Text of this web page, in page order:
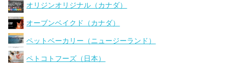
オリジンオリジナル（カナダ）
オーブンベイクド（カナダ）
ペットベーカリー（ニュージーランド）
ペトコトフーズ（日本）